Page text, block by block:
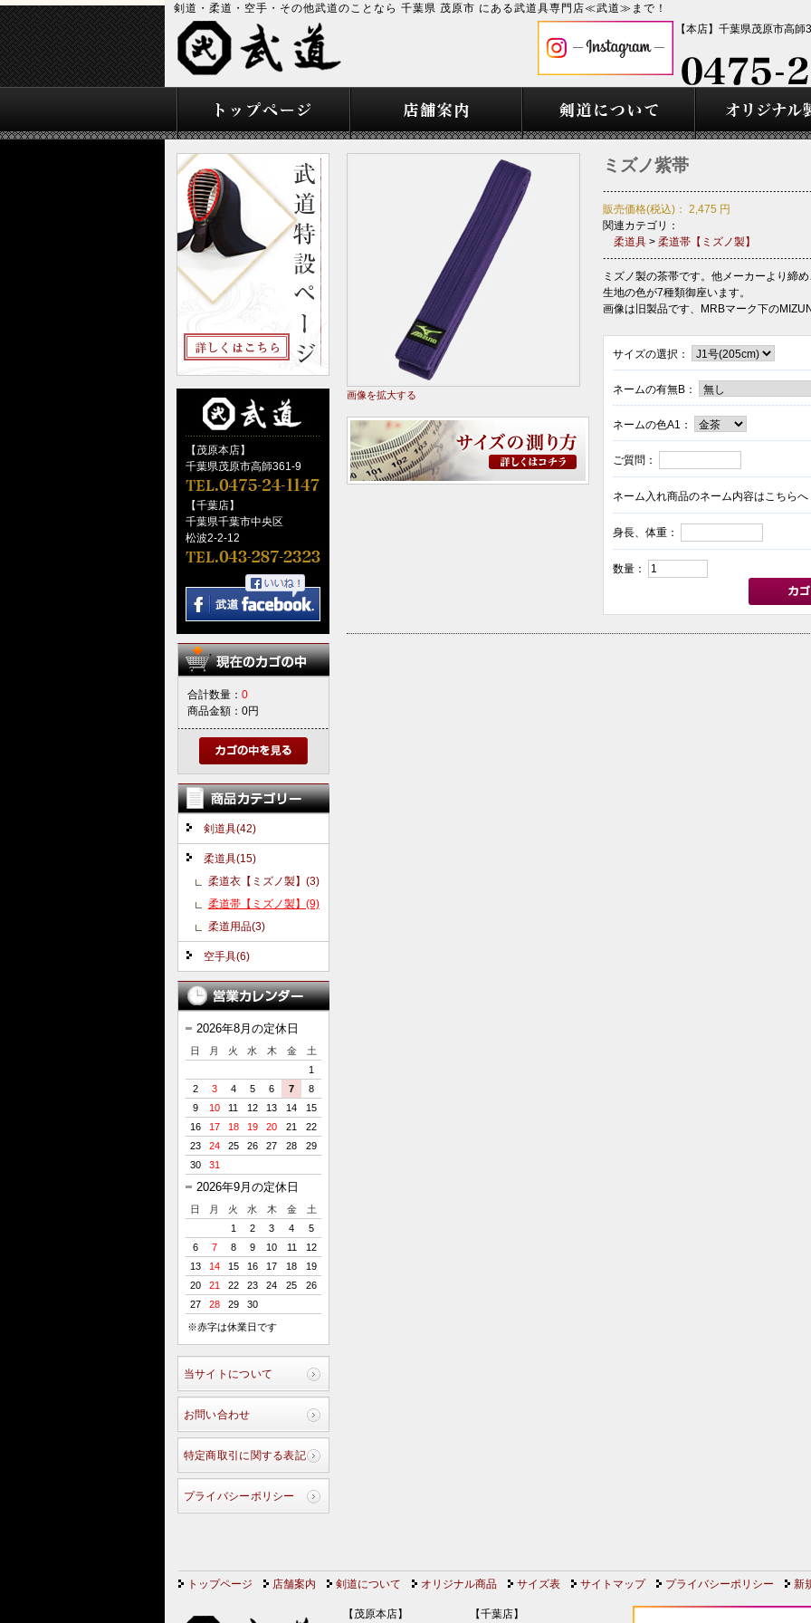
剣道・柔道・空手・その他武道のことなら 千葉県 茂原市 にある武道具専門店≪武道≫まで！
【本店】千葉県茂原市高
【茂原本店】
千葉県茂原市高師361-9
【千葉店】
千葉県千葉市中央区
松波2-2-12
合計数量： 0
商品金額： 0円
剣道具(42)
柔道具(15)
柔道衣【ミズノ製】(3)
柔道帯【ミズノ製】(9)
柔道用品(3)
空手具(6)
2026年8月の定休日
日 月 火 水 木 金
土
1
2
3 4 5 6 7
8
9
10 11 12 13 14
15
16
17 18 19 20 21
22
23
24 25 26 27 28
29
30
31
2026年9月の定休日
日 月 火 水 木 金
土
1
2 3 4
5
6
7 8 9 10 11
12
13
14 15 16 17 18
19
20
21 22 23 24 25
26
27
28 29 30
※赤字は休業日です
当サイトについて
お問い合わせ
特定商取引に関する表記
プライバシーポリシー
画像を拡大する
ミズノ紫帯
販売価格(税込)： 2,475円
関連カテゴリ：
柔道具> 柔道帯【ミズノ製】
ミズノ製の茶帯です。他メーカーより締
生地の色が7種類御座います。
画像は旧製品です、MRBマーク下の
サイズの選択：
ネームの有無B：
ネームの色A1：
ご質問：
ネーム入れ商品のネーム内容はこちらへ
身長、体重：
数量：
トップページ 店舗案内 剣道について オリジナル商品 サイズ表 サイトマップ プライバシーポリシー 新
【茂原本店】 【千葉店】